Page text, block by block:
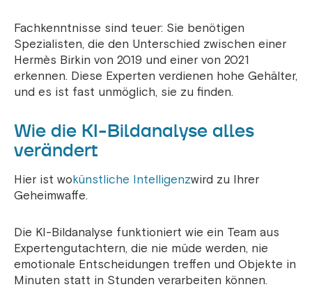
Fachkenntnisse sind teuer: Sie benötigen
Spezialisten, die den Unterschied zwischen einer
Hermès Birkin von 2019 und einer von 2021
erkennen. Diese Experten verdienen hohe Gehälter,
und es ist fast unmöglich, sie zu finden.
Wie die KI-Bildanalyse alles
verändert
Hier ist wokünstliche Intelligenzwird zu Ihrer
Geheimwaffe.
Die KI-Bildanalyse funktioniert wie ein Team aus
Expertengutachtern, die nie müde werden, nie
emotionale Entscheidungen treffen und Objekte in
Minuten statt in Stunden verarbeiten können.